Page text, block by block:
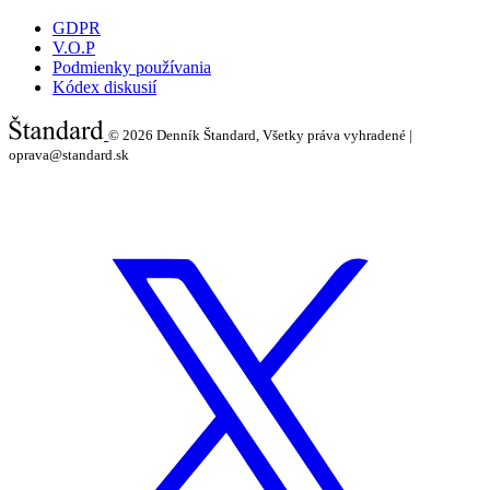
GDPR
V.O.P
Podmienky používania
Kódex diskusií
© 2026 Denník Štandard, Všetky práva vyhradené |
oprava@standard.sk